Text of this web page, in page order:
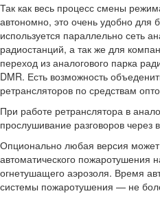
Так как весь процесс смены
автономно, это очень удобно для
используется параллельно сеть
радиостанций, а так же для
переход из аналогового парка
DMR. Есть возможность
ретрансляторов по средствам
При работе ретранслятора в
прослушивание разговоров через
Опционально любая версия
автоматического пожаротушения
огнетушащего аэрозоля. Время
системы пожаротушения — не